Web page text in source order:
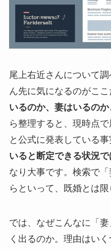
尾上右近さんについて
ん先に気になるのがここ
いるのか、妻はいるのか
ら整理すると、現時点
と公式に発表している事
いると断定できる状況
なり大事です。検索で
らといって、既婚とは限
では、なぜこんなに「
く出るのか。理由はい